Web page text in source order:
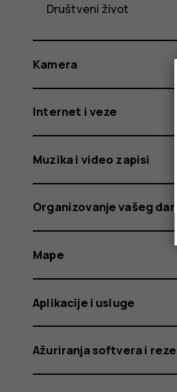
Društveni život
Kamera
Internet i veze
Muzika i video zapisi
Organizovanje vašeg dana
Mape
Aplikacije i usluge
Ažuriranja softvera i